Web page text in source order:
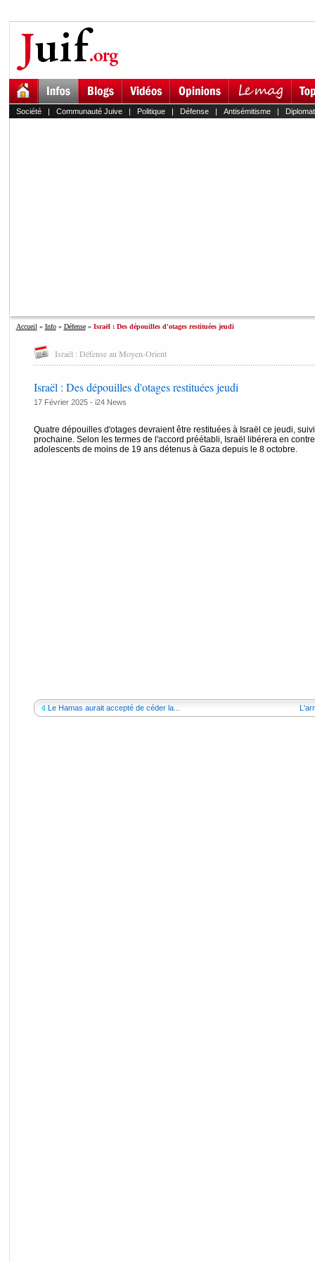
Société| Communauté Juive| Politique| Défense| Antisémitisme|
Accueil » Info» Défense» Israël : Des dépouilles d'otages restituées jeudi
Israël : Défense au Moyen-Orient
Israël : Des dépouilles d'otages restituées jeudi
17 Février 2025 - i24 News
Quatre dépouilles d'otages devraient être restituées à Israël ce jeudi,
prochaine. Selon les termes de l'accord préétabli, Israël libérera en
adolescents de moins de 19 ans détenus à Gaza depuis le 8 octobre.
Le Hamas aurait accepté de céder la...